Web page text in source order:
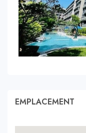
EMPLACEMENT